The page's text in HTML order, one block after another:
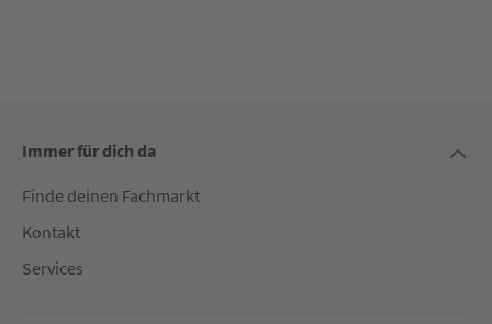
Immer für dich da
Finde deinen Fachmarkt
Kontakt
Services